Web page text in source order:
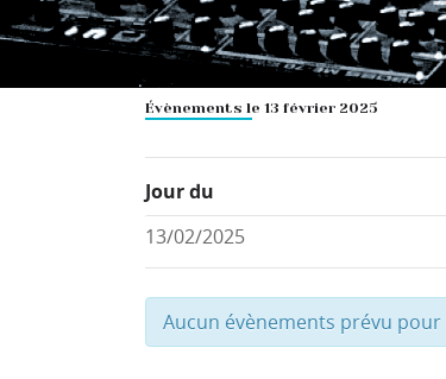
Évènements le 13 février 2025
Jour du
Aucun évènements prévu pour